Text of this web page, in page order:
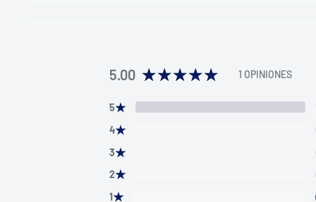
5.00 1 OPINIONES
5★
4★
3★
2★
1★